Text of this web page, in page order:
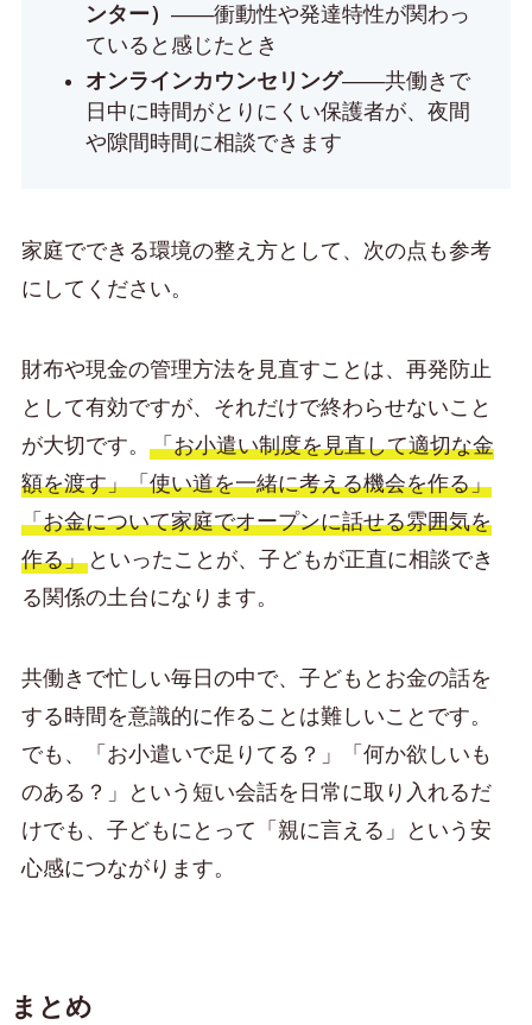
ンター） ——衝動性や発達特性が関わっ
ていると感じたとき
オンラインカウンセリング——共働きで
日中に時間がとりにくい保護者が、夜間
や隙間時間に相談できます
家庭でできる環境の整え方として、次の点も参考
にしてください。
財布や現金の管理方法を見直すことは、再発防止
として有効ですが、それだけで終わらせないこと
が大切です。 「お小遣い制度を見直して適切な金
額を渡す」「使い道を一緒に考える機会を作る」
「お金について家庭でオープンに話せる雰囲気を
作る」といったことが、子どもが正直に相談でき
る関係の土台になります。
共働きで忙しい毎日の中で、子どもとお金の話を
する時間を意識的に作ることは難しいことです。
でも、「お小遣いで足りてる？」「何か欲しいも
のある？」という短い会話を日常に取り入れるだ
けでも、子どもにとって「親に言える」という安
心感につながります。
まとめ